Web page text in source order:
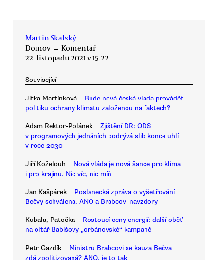
Martin Skalský
Domov → Komentář
22. listopadu 2021 v 15.22
Související
Jitka Martínková
Bude nová česká vláda provádět
politiku ochrany klimatu založenou na faktech?
Adam Rektor-Polánek
Zjištění DR: ODS
v programových jednáních podrývá slib konce uhlí
v roce 2030
Jiří Koželouh
Nová vláda je nová šance pro klima
i pro krajinu. Nic víc, nic míň
Jan Kašpárek
Poslanecká zpráva o vyšetřování
Bečvy schválena. ANO a Brabcovi navzdory
Kubala, Patočka
Rostoucí ceny energií: další oběť
na oltář Babišovy „orbánovské“ kampaně
Petr Gazdík
Ministru Brabcovi se kauza Bečva
zdá zpolitizovaná? ANO, je to tak